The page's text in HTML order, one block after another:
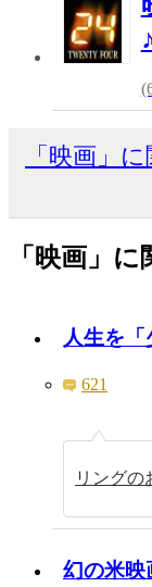
♪
「映画」
「映画」
人生を
621
リングの
幻の米映